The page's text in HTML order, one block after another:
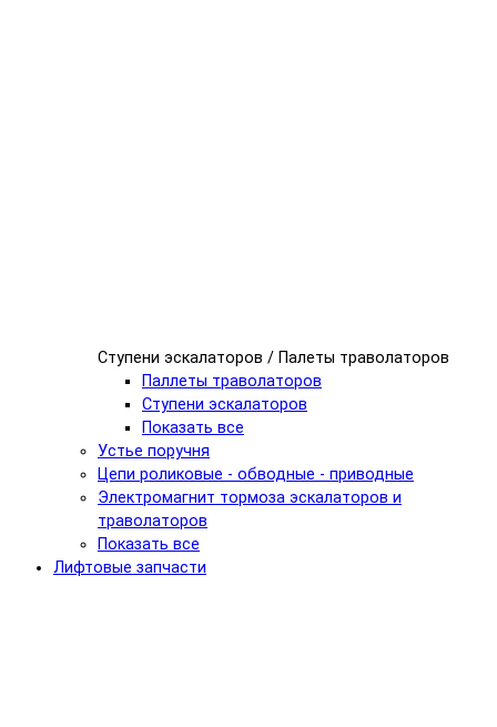
Ступени эскалаторов / Палеты траволаторов
Паллеты траволаторов
Ступени эскалаторов
Показать все
Устье поручня
Цепи роликовые - обводные - приводные
Электромагнит тормоза эскалаторов и
траволаторов
Показать все
Лифтовые запчасти